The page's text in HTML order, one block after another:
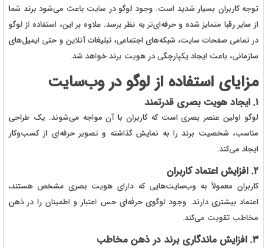
توجه کاربران بسیار شدید است. وجود لوگو در سایت باعث می‌شود برند شما
از سایر رقبا متمایز شده و حرفه‌ای‌تر به نظر برسد. علاوه بر این، استفاده از لوگو
در تمامی صفحات سایت، شبکه‌های اجتماعی، تبلیغات آنلاین و حتی ایمیل‌های
سازمانی، باعث ایجاد یکپارچگی در هویت برند خواهد شد.
مزایای استفاده از لوگو در وب‌سایت
۱. ایجاد هویت بصری قدرتمند
لوگو اولین عنصر بصری است که کاربران با آن مواجه می‌شوند. یک طراحی
مناسب، شخصیت برند را به نمایش گذاشته و تصویر حرفه‌ای از کسب‌وکار
ایجاد می‌کند.
۲. افزایش اعتماد کاربران
کاربران معمولاً به وب‌سایت‌هایی که دارای هویت بصری مشخص هستند،
اعتماد بیشتری دارند. وجود لوگوی حرفه‌ای حس اعتبار و اطمینان را در ذهن
مخاطب تقویت می‌کند.
۳. افزایش ماندگاری برند در ذهن مخاطب